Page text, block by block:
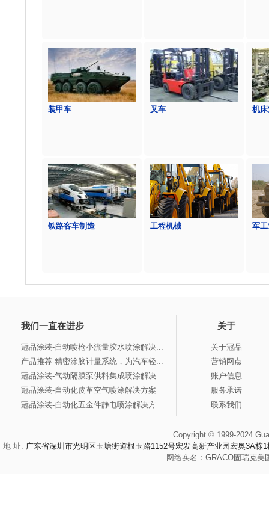
装甲车 叉车 机床
铁路客车制造 工程机械 军工
我们一直在进步
冠品涂装-自动喷枪小流量胶水喷涂解决...
产品推荐-精密涂胶计量系统，为汽车轻...
冠品涂装-气动隔膜泵供料集成喷涂解决...
冠品涂装-自动化皮革空气喷涂解决方案
冠品涂装-自动化五金件静电喷涂解决方...
关于
关于冠品
营销网点
账户信息
服务承诺
联系我们
Copyright © 1999-2024
地 址: 广东省深圳市光明区玉塘街道根玉路1152号宏发高新产业园宏奥3A栋1
网络实名： GRACO固瑞克美